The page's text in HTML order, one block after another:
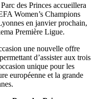
des Princes accueillera
Women’s Champions
en janvier prochain,
Première Ligue.
une nouvelle offre
d’assister aux trois
unique pour les
européenne et la grande